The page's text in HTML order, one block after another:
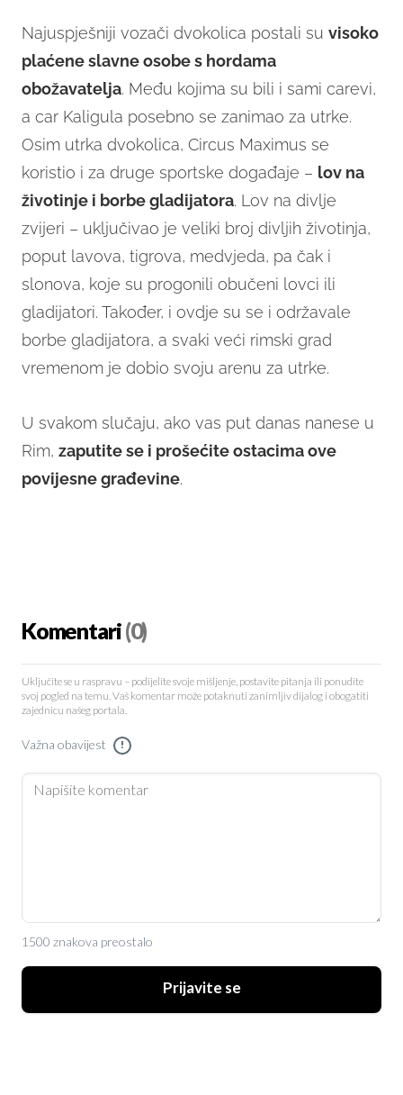
Najuspješniji vozači dvokolica postali su visoko
plaćene slavne osobe s hordama
obožavatelja. Među kojima su bili i sami carevi,
a car Kaligula posebno se zanimao za utrke.
Osim utrka dvokolica, Circus Maximus se
koristio i za druge sportske događaje – lov na
životinje i borbe gladijatora. Lov na divlje
zvijeri – uključivao je veliki broj divljih životinja,
poput lavova, tigrova, medvjeda, pa čak i
slonova, koje su progonili obučeni lovci ili
gladijatori. Također, i ovdje su se i održavale
borbe gladijatora, a svaki veći rimski grad
vremenom je dobio svoju arenu za utrke.
U svakom slučaju, ako vas put danas nanese u
Rim, zaputite se i prošećite ostacima ove
povijesne građevine.
Komentari(0)
Uključite se u raspravu – podijelite svoje mišljenje, postavite pitanja ili ponudite
svoj pogled na temu. Vaš komentar može potaknuti zanimljiv dijalog i obogatiti
zajednicu našeg portala.
Važna obavijest !
1500 znakova preostalo
Prijavite se